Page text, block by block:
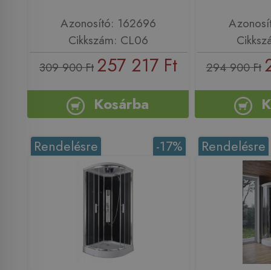
Azonosító: 162696
Cikkszám: CL06
309 900 Ft 257 217 Ft
Kosárba
294 900 Ft
-17%
Rendelésre Rendelésre